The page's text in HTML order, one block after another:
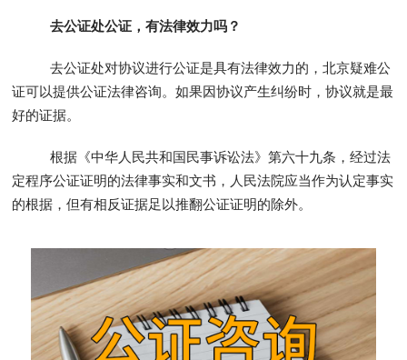
去公证处公证，有法律效力吗？
去公证处对协议进行公证是具有法律效力的，北京疑难公
证可以提供公证法律咨询。如果因协议产生纠纷时，协议就是最
好的证据。
根据《中华人民共和国民事诉讼法》第六十九条，经过法
定程序公证证明的法律事实和文书，人民法院应当作为认定事实
的根据，但有相反证据足以推翻公证证明的除外。